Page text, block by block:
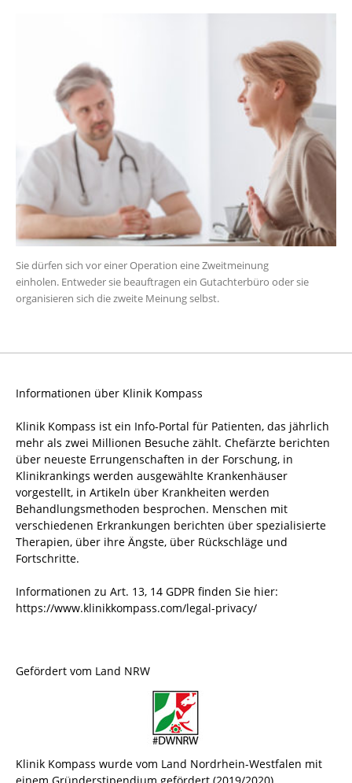
Sie dürfen sich vor einer Operation eine Zweitmeinung
einholen. Entweder sie beauftragen ein Gutachterbüro oder sie
organisieren sich die zweite Meinung selbst.
Informationen über Klinik Kompass
Klinik Kompass ist ein Info-Portal für Patienten, das jährlich
mehr als zwei Millionen Besuche zählt. Chefärzte berichten
über neueste Errungenschaften in der Forschung, in
Klinikrankings werden ausgewählte Krankenhäuser
vorgestellt, in Artikeln über Krankheiten werden
Behandlungsmethoden besprochen. Menschen mit
verschiedenen Erkrankungen berichten über spezialisierte
Therapien, über ihre Ängste, über Rückschläge und
Fortschritte.
Informationen zu Art. 13, 14 GDPR finden Sie hier:
https://www.klinikkompass.com/legal-privacy/
Gefördert vom Land NRW
Klinik Kompass wurde vom Land Nordrhein-Westfalen mit